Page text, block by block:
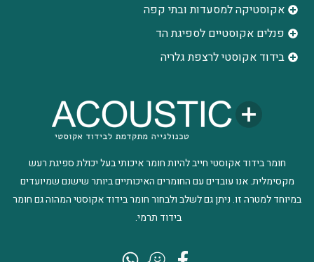
חומר בידוד אקוסטי חייב להיות חומר איכותי בעל יכולת ספיגת רעש
מקסימלית. אנו עובדים עם החומרים האיכותיים ביותר שישנם שמיועדים
במיוחד למטרה זו. ניתן גם לשלב ולבחור חומר בידוד אקוסטי המהוה גם חומר
בידוד תרמי.
אקוסטיקה למסעדות ובתי קפה
פנלים אקוסטיים לספיגת הד
בידוד אקוסטי לרצפת גלריה